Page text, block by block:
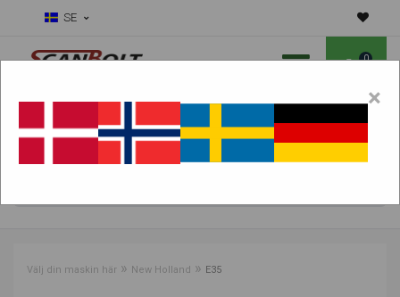
SE
0
Välj din maskin här » New Holland » E35
×